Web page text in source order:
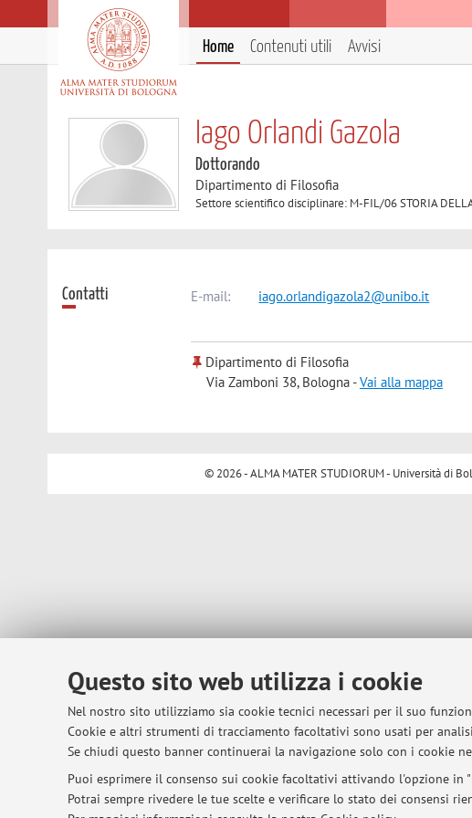
Questo sito web utilizza i cookie
Nel nostro sito utilizziamo sia cookie tecnici necessari per il suo
Cookie e altri strumenti di tracciamento facoltativi sono usati per
Se chiudi questo banner continuerai la navigazione solo con i cookie
Puoi esprimere il consenso sui cookie facoltativi attivando l'opzione in
Potrai sempre rivedere le tue scelte e verificare lo stato dei consensi
Home Contenuti utili Avvisi
Iago Orlandi Gazola
Dottorando
Dipartimento di Filosofia
Settore scientifico disciplinare: M-FIL/06 STORIA
Contatti E-mail: iago.orlandigazola2@unibo.it
Dipartimento di Filosofia
Via Zamboni 38, Bologna -Vai alla mappa
© 2026 - ALMA MATER STUDIORUM - Università di